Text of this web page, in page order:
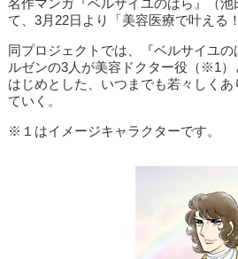
て、3月22日より「美容医療で叶える
同プロジェクトでは、『ベルサイユ
ルゼンの3人が美容ドクター役（※1
はじめとした、いつまでも若々しく
ていく。
※１はイメージキャラクターです。